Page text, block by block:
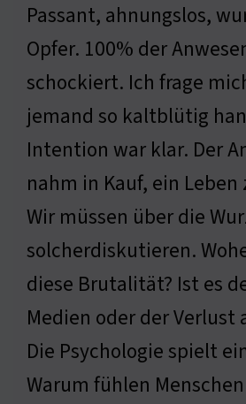
Passant, ahnungslos,
Opfer. 100% der
schockiert. Ich frage
jemand so kaltblütig
Intention war klar. Der
nahm in Kauf, ein
Wir müssen über die
solcherdiskutieren.
diese Brutalität? Ist es
Medien oder der Verlust
Die Psychologie spielt
Warum fühlen